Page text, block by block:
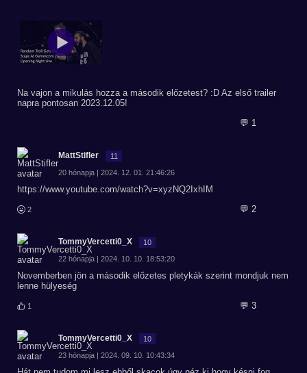
Na vajon a mikulás hozza a második előzetest? :D Az első trailer
napra pontosan 2023.12.05!
💬 1
MattStifler 11
20 hónapja | 2024. 12. 01. 21:46:26
https://www.youtube.com/watch?v=xyzNQ2IxhIM
2 💬 2
TommyVercetti0_X 10
22 hónapja | 2024. 10. 10. 18:53:20
Novemberben jön a második előzetes pletykák szerint mondjuk nem
lenne hülyeség
1 💬 3
TommyVercetti0_X 10
23 hónapja | 2024. 09. 10. 10:43:34